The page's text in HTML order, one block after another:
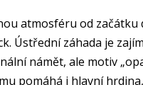
atmosféru od
Ústřední záhada je
námět, ale motiv
pomáhá i hlavní